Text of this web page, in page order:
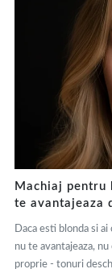
Machiaj pentru
te avantajeaza
Daca esti blonda si
nu te avantajeaza,
proprie - tonuri